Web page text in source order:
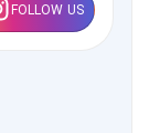
FOLLOW US